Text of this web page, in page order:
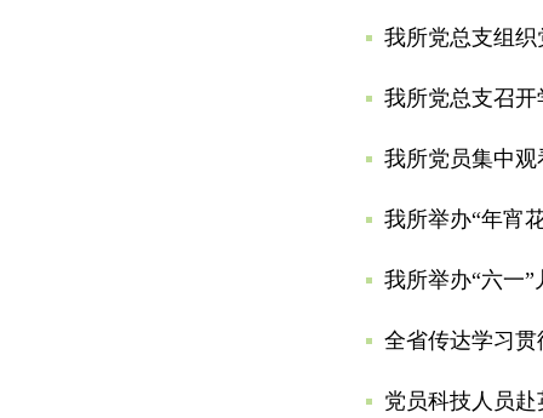
我所党总支组
我所党总支召
我所党员集中
我所举办“年宵
我所举办“六一
党员科技人员